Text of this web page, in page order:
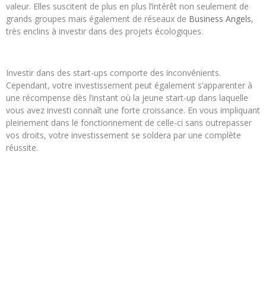
valeur. Elles suscitent de plus en plus l’intérêt non seulement de
grands groupes mais également de réseaux de Business Angels,
très enclins à investir dans des projets écologiques.
Investir dans des start-ups comporte des inconvénients.
Cependant, votre investissement peut également s’apparenter à
une récompense dès l’instant où la jeune start-up dans laquelle
vous avez investi connaît une forte croissance. En vous impliquant
pleinement dans le fonctionnement de celle-ci sans outrepasser
vos droits, votre investissement se soldera par une complète
réussite.